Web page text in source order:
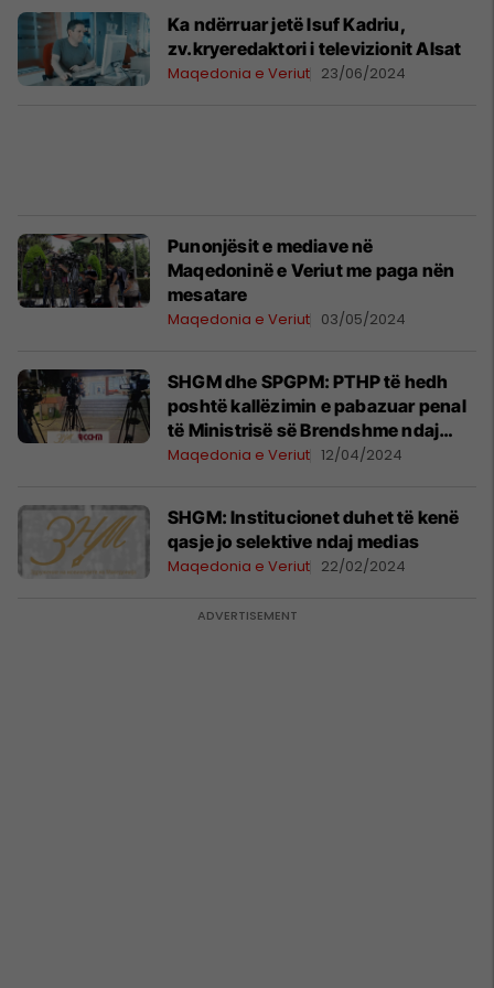
Ka ndërruar jetë Isuf Kadriu,
zv.kryeredaktori i televizionit Alsat
Maqedonia e Veriut 23/06/2024
Punonjësit e mediave në
Maqedoninë e Veriut me paga nën
mesatare
Maqedonia e Veriut 03/05/2024
SHGM dhe SPGPM: PTHP të hedh
poshtë kallëzimin e pabazuar penal
të Ministrisë së Brendshme ndaj
gazetarit Saliu
Maqedonia e Veriut 12/04/2024
SHGM: Institucionet duhet të kenë
qasje jo selektive ndaj medias
Maqedonia e Veriut 22/02/2024